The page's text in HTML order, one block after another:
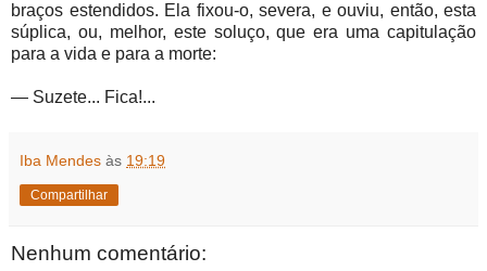
braços estendidos. Ela fixou-o, severa, e ouviu, então, esta
súplica, ou, melhor, este soluço, que era uma capitulação
para a vida e para a morte:
— Suzete... Fica!...
Iba Mendes às 19:19
Compartilhar
Nenhum comentário: